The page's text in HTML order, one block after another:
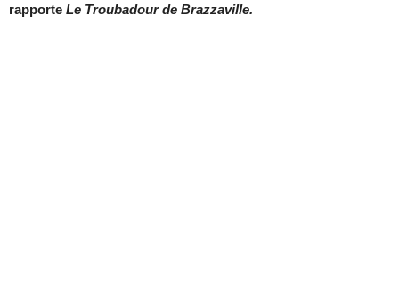
rapporte Le Troubadour de Brazzaville.